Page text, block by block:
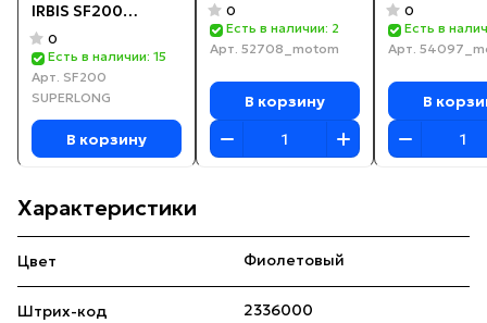
IRBIS SF200
SUPERLONG
0
Есть в наличии: 15
Арт. SF200
SUPERLONG
В корзину
л.с.KP270,
ВАРИАТОР TAV2-
40
0
Есть в наличии: 2
Арт. 52708_motom
В корзину
0
Есть в
Арт.
В
Характеристики
Цвет Фиолетовый
Штрих-код 2336000